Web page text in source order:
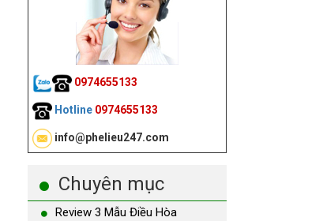
0974655133
Hotline 0974655133
info@phelieu247.com
Chuyên mục
Review 3 Mẫu Điều Hòa